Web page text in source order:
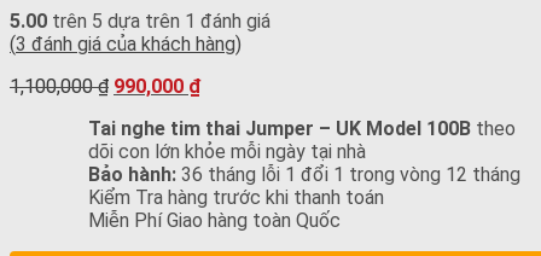
5.00 trên 5 dựa trên 1 đánh giá
(3 đánh giá của khách hàng)
1,100,000₫ 990,000 ₫
Tai nghe tim thai Jumper – UK Model 100B theo
dõi con lớn khỏe mỗi ngày tại nhà
Bảo hành: 36 tháng lỗi 1 đổi 1 trong vòng 12 tháng
Kiểm Tra hàng trước khi thanh toán
Miễn Phí Giao hàng toàn Quốc